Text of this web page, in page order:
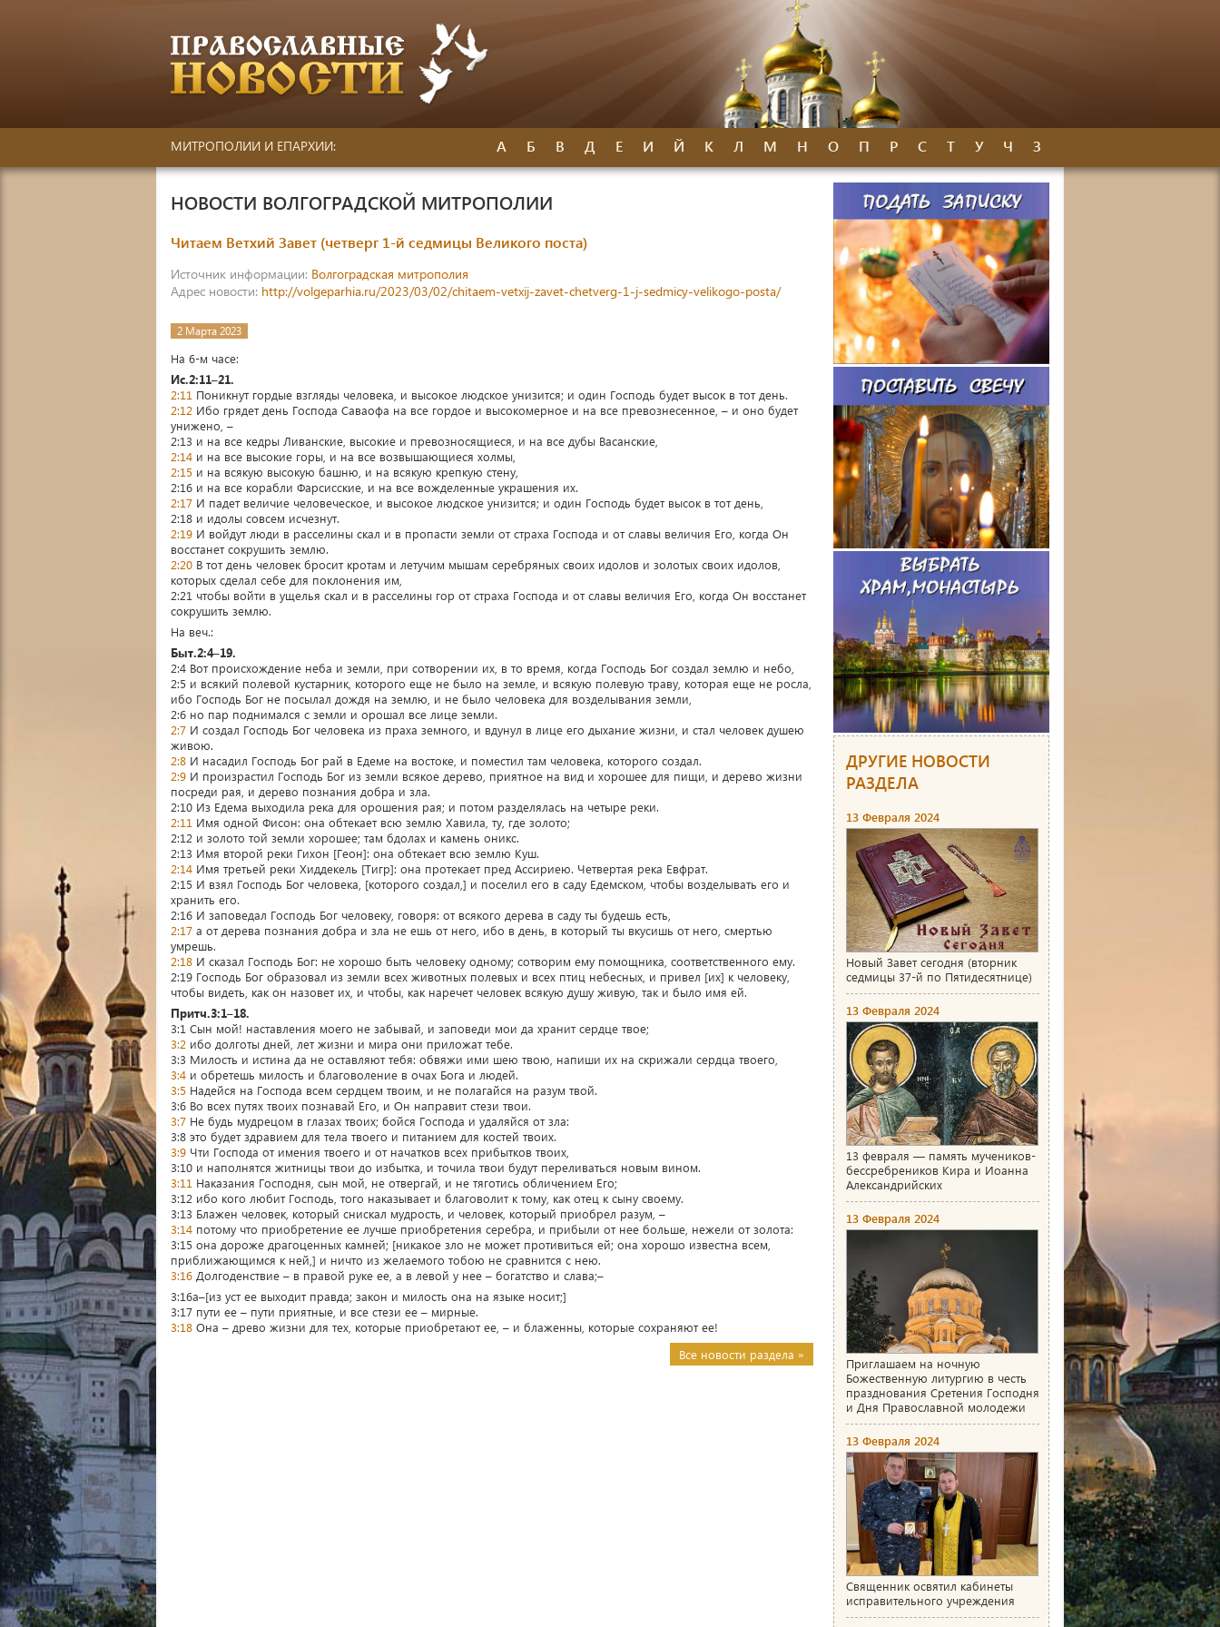
МИТРОПОЛИИ И ЕПАРХИИ: А Б В Д Е И Й К Л М Н О П Р С Т У Ч З
НОВОСТИ ВОЛГОГРАДСКОЙ МИТРОПОЛИИ
Читаем Ветхий Завет (четверг 1-й седмицы Великого поста)
Источник информации: Волгоградская митрополия
Адрес новости: http://volgeparhia.ru/2023/03/02/chitaem-vetxij-zavet-chetverg-1-j-sedmicy-velikogo-posta/
2 Марта 2023
На 6-м часе:
Ис.2:11–21.
2:11 Поникнут гордые взгляды человека, и высокое людское унизится; и один Господь будет высок в тот день.
2:12 Ибо грядет день Господа Саваофа на все гордое и высокомерное и на все превознесенное, – и оно будет
унижено, –
2:13 и на все кедры Ливанские, высокие и превозносящиеся, и на все дубы Васанские,
2:14 и на все высокие горы, и на все возвышающиеся холмы,
2:15 и на всякую высокую башню, и на всякую крепкую стену,
2:16 и на все корабли Фарсисские, и на все вожделенные украшения их.
2:17 И падет величие человеческое, и высокое людское унизится; и один Господь будет высок в тот день,
2:18 и идолы совсем исчезнут.
2:19 И войдут люди в расселины скал и в пропасти земли от страха Господа и от славы величия Его, когда Он
восстанет сокрушить землю.
2:20 В тот день человек бросит кротам и летучим мышам серебряных своих идолов и золотых своих идолов,
которых сделал себе для поклонения им,
2:21 чтобы войти в ущелья скал и в расселины гор от страха Господа и от славы величия Его, когда Он восстанет
сокрушить землю.
На веч.:
Быт.2:4–19.
2:4 Вот происхождение неба и земли, при сотворении их, в то время, когда Господь Бог создал землю и небо,
2:5 и всякий полевой кустарник, которого еще не было на земле, и всякую полевую траву, которая еще не росла,
ибо Господь Бог не посылал дождя на землю, и не было человека для возделывания земли,
2:6 но пар поднимался с земли и орошал все лице земли.
2:7 И создал Господь Бог человека из праха земного, и вдунул в лице его дыхание жизни, и стал человек душею
живою.
2:8 И насадил Господь Бог рай в Едеме на востоке, и поместил там человека, которого создал.
2:9 И произрастил Господь Бог из земли всякое дерево, приятное на вид и хорошее для пищи, и дерево жизни
посреди рая, и дерево познания добра и зла.
2:10 Из Едема выходила река для орошения рая; и потом разделялась на четыре реки.
2:11 Имя одной Фисон: она обтекает всю землю Хавила, ту, где золото;
2:12 и золото той земли хорошее; там бдолах и камень оникс.
2:13 Имя второй реки Гихон [Геон]: она обтекает всю землю Куш.
2:14 Имя третьей реки Хиддекель [Тигр]: она протекает пред Ассириею. Четвертая река Евфрат.
2:15 И взял Господь Бог человека, [которого создал,] и поселил его в саду Едемском, чтобы возделывать его и
хранить его.
2:16 И заповедал Господь Бог человеку, говоря: от всякого дерева в саду ты будешь есть,
2:17 а от дерева познания добра и зла не ешь от него, ибо в день, в который ты вкусишь от него, смертью
умрешь.
2:18 И сказал Господь Бог: не хорошо быть человеку одному; сотворим ему помощника, соответственного ему.
2:19 Господь Бог образовал из земли всех животных полевых и всех птиц небесных, и привел [их] к человеку,
чтобы видеть, как он назовет их, и чтобы, как наречет человек всякую душу живую, так и было имя ей.
Притч.3:1–18.
3:1 Сын мой! наставления моего не забывай, и заповеди мои да хранит сердце твое;
3:2 ибо долготы дней, лет жизни и мира они приложат тебе.
3:3 Милость и истина да не оставляют тебя: обвяжи ими шею твою, напиши их на скрижали сердца твоего,
3:4 и обретешь милость и благоволение в очах Бога и людей.
3:5 Надейся на Господа всем сердцем твоим, и не полагайся на разум твой.
3:6 Во всех путях твоих познавай Его, и Он направит стези твои.
3:7 Не будь мудрецом в глазах твоих; бойся Господа и удаляйся от зла:
3:8 это будет здравием для тела твоего и питанием для костей твоих.
3:9 Чти Господа от имения твоего и от начатков всех прибытков твоих,
3:10 и наполнятся житницы твои до избытка, и точила твои будут переливаться новым вином.
3:11 Наказания Господня, сын мой, не отвергай, и не тяготись обличением Его;
3:12 ибо кого любит Господь, того наказывает и благоволит к тому, как отец к сыну своему.
3:13 Блажен человек, который снискал мудрость, и человек, который приобрел разум, –
3:14 потому что приобретение ее лучше приобретения серебра, и прибыли от нее больше, нежели от золота:
3:15 она дороже драгоценных камней; [никакое зло не может противиться ей; она хорошо известна всем,
приближающимся к ней,] и ничто из желаемого тобою не сравнится с нею.
3:16 Долгоденствие – в правой руке ее, а в левой у нее – богатство и слава;–
3:16a–[из уст ее выходит правда; закон и милость она на языке носит;]
3:17 пути ее – пути приятные, и все стези ее – мирные.
3:18 Она – древо жизни для тех, которые приобретают ее, – и блаженны, которые сохраняют ее!
Все новости раздела »
ДРУГИЕ НОВОСТИ
РАЗДЕЛА
13 Февраля 2024
Новый Завет сегодня (вторник
седмицы 37-й по Пятидесятнице)
13 Февраля 2024
13 февраля — память мучеников-
бессребреников Кира и Иоанна
Александрийских
13 Февраля 2024
Приглашаем на ночную
Божественную литургию в честь
празднования Сретения Господня
и Дня Православной молодежи
13 Февраля 2024
Священник освятил кабинеты
исправительного учреждения